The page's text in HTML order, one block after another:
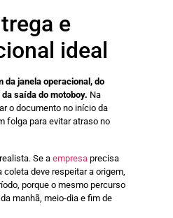
e
ideal
da janela operacional, do
saída do motoboy. Na
o documento no início da
folga para evitar atraso no
Se a empresa precisa
a coleta deve respeitar a origem,
porque o mesmo percurso
manhã, meio-dia e fim de